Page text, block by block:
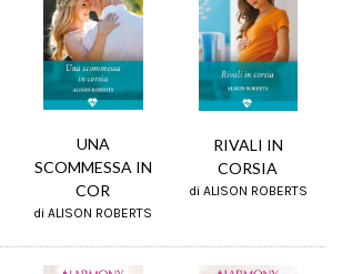
UNA
SCOMMESSA IN
COR
di ALISON ROBERTS
RIVALI IN
CORSIA
di ALISON ROBERTS